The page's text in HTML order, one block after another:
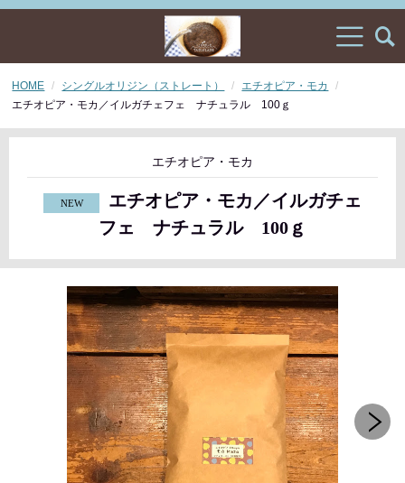
HOME シングルオリジン（ストレート）
エチオピア・モカ
エチオピア・モカ／イルガチェフェ ナチュラル 100ｇ
エチオピア・モカ
エチオピア・モカ／イルガチェ
フェ ナチュラル 100ｇ